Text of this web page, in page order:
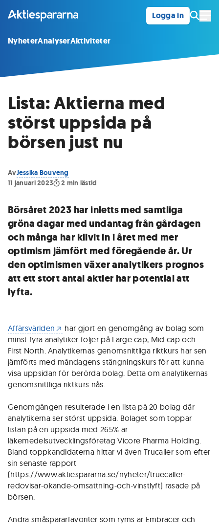
Logga in
NyheterAnalyserAktiviteter
Lista: Aktierna med
störst uppsida på
börsen just nu
AvJessika Bouveng
11 januari 2023
2 min lästid
Börsåret 2023 har inletts med samtliga
gröna dagar med undantag från gårdagen
och många har klivit in i året med mer
optimism jämfört med föregående år. Ur
den optimismen växer analytikers prognos
att ett stort antal aktier har potential att
lyfta.
Affärsvärlden
har gjort en genomgång av bolag som
minst fyra analytiker följer på Large cap, Mid cap och
First North. Analytikernas genomsnittliga riktkurs har sen
jämförts med måndagens stängningskurs för att kunna
visa uppsidan för berörda bolag. Detta om analytikernas
genomsnittliga riktkurs nås.
Genomgången resulterade i en lista på 20 bolag där
analytikerna ser störst uppsida. Bolaget som toppar
listan på en uppsida med 265% är
läkemedelsutvecklingsföretag Vicore Pharma Holding.
Bland toppkandidaterna hittar vi även Trucaller som efter
sin senaste rapport
(https://www.aktiespararna.se/nyheter/truecaller-
redovisar-okande-omsattning-och-vinstlyft) rasade på
börsen.
Andra småspararfavoriter som ryms är Embracer och